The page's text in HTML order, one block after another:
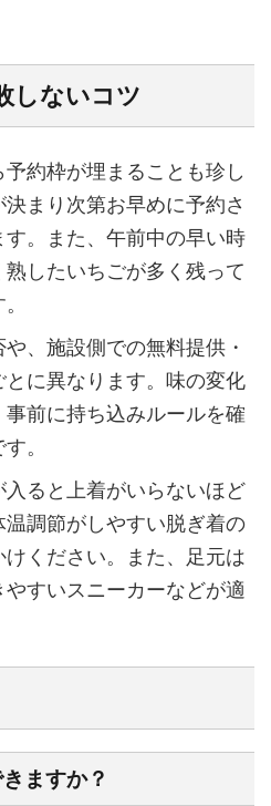
しないコツ
約枠が埋まることも珍し
まり次第お早めに予約さ
。また、午前中の早い時
したいちごが多く残って
、施設側での無料提供・
に異なります。味の変化
前に持ち込みルールを確
。
ると上着がいらないほど
調節がしやすい脱ぎ着の
ください。また、足元は
すいスニーカーなどが適
ますか？